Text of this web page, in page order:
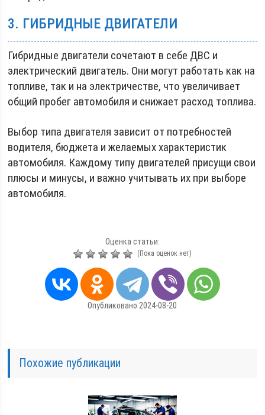
3. ГИБРИДНЫЕ ДВИГАТЕЛИ
Гибридные двигатели сочетают в себе ДВС и
электрический двигатель. Они могут работать как на
топливе, так и на электричестве, что увеличивает
общий пробег автомобиля и снижает расход топлива.
Выбор типа двигателя зависит от потребностей
водителя, бюджета и желаемых характеристик
автомобиля. Каждому типу двигателей присущи свои
плюсы и минусы, и важно учитывать их при выборе
автомобиля.
Оценка статьи:
(Пока оценок нет)
Опубликовано 2024-08-20
Похожие публикации